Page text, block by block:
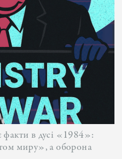
в дусі «1984»:
миру», а оборона